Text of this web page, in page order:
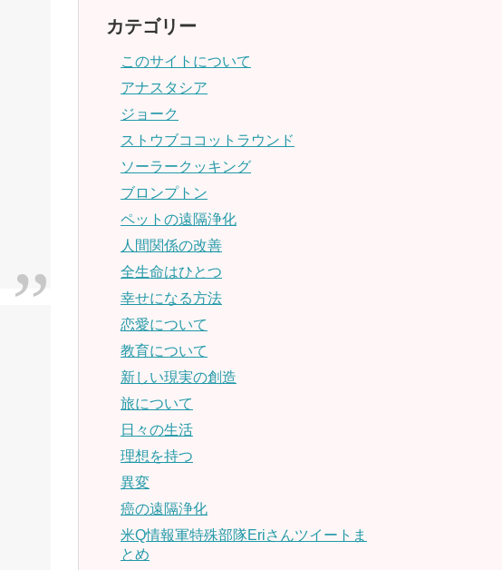
カテゴリー
このサイトについて
アナスタシア
ジョーク
ストウブココットラウンド
ソーラークッキング
ブロンプトン
ペットの遠隔浄化
人間関係の改善
全生命はひとつ
幸せになる方法
恋愛について
教育について
新しい現実の創造
旅について
日々の生活
理想を持つ
異変
癌の遠隔浄化
米Q情報軍特殊部隊Eriさんツイートま
とめ